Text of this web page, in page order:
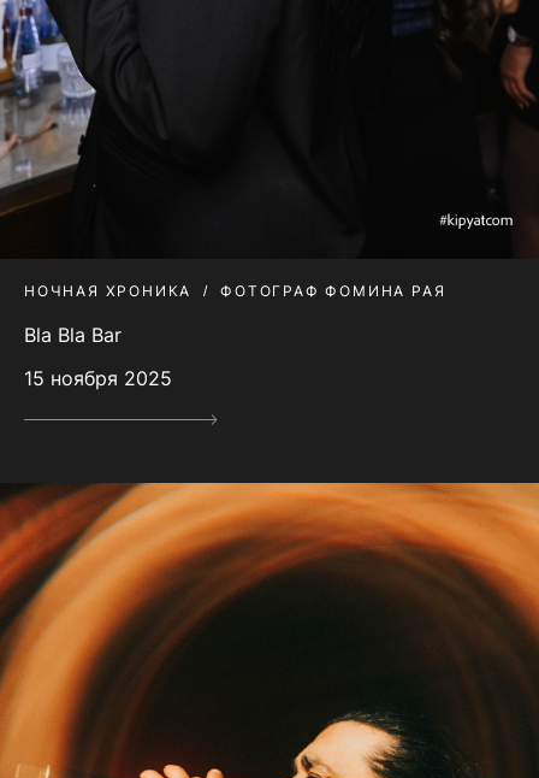
НОЧНАЯ ХРОНИКА ФОТОГРАФ ФОМИНА РАЯ
Bla Bla Bar
15 ноября 2025